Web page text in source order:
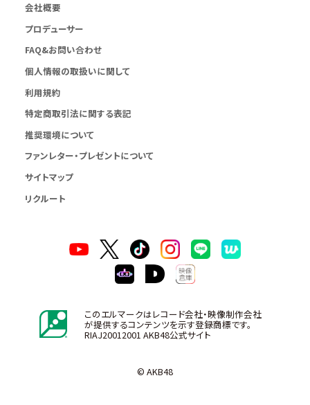
会社概要
プロデューサー
FAQ&お問い合わせ
個人情報の取扱いに関して
利用規約
特定商取引法に関する表記
推奨環境について
ファンレター・プレゼントについて
サイトマップ
リクルート
このエルマークはレコード会社・映像制作会社
が提供するコンテンツを示す登録商標です。
RIAJ20012001 AKB48公式サイト
© AKB48